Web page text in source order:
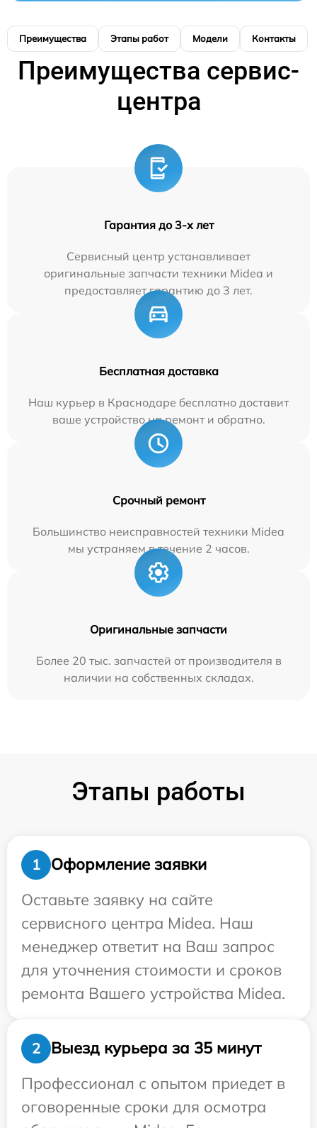
Преимущества Этапы работ Модели Контакты
Преимущества сервис-
центра
Гарантия до 3-х лет
Сервисный центр устанавливает
оригинальные запчасти техники Midea и
предоставляет гарантию до 3 лет.
Бесплатная доставка
Наш курьер в Краснодаре бесплатно доставит
ваше устройство на ремонт и обратно.
Срочный ремонт
Большинство неисправностей техники Midea
мы устраняем в течение 2 часов.
Оригинальные запчасти
Более 20 тыс. запчастей от производителя в
наличии на собственных складах.
Этапы работы
1
Оформление заявки
Оставьте заявку на сайте
сервисного центра Midea. Наш
менеджер ответит на Ваш запрос
для уточнения стоимости и сроков
ремонта Вашего устройства Midea.
2
Выезд курьера за 35 минут
Профессионал с опытом приедет в
оговоренные сроки для осмотра